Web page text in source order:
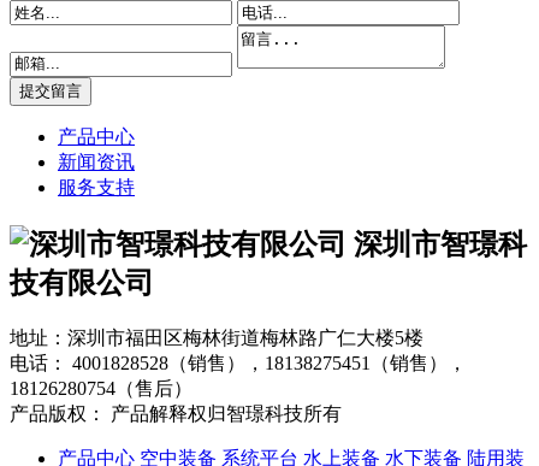
产品中心
新闻资讯
服务支持
深圳市智璟科
技有限公司
地址：深圳市福田区梅林街道梅林路广仁大楼5楼
电话： 4001828528（销售），18138275451（销售），
18126280754（售后）
产品版权： 产品解释权归智璟科技所有
产品中心 空中装备 系统平台 水上装备 水下装备 陆用装